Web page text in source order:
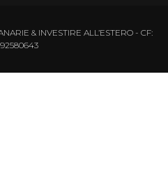
& INVESTIRE ALL’ESTERO - CF: